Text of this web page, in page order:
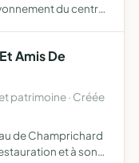
du centre
Amis De
patrimoine · Créée
de Champrichard
et à son